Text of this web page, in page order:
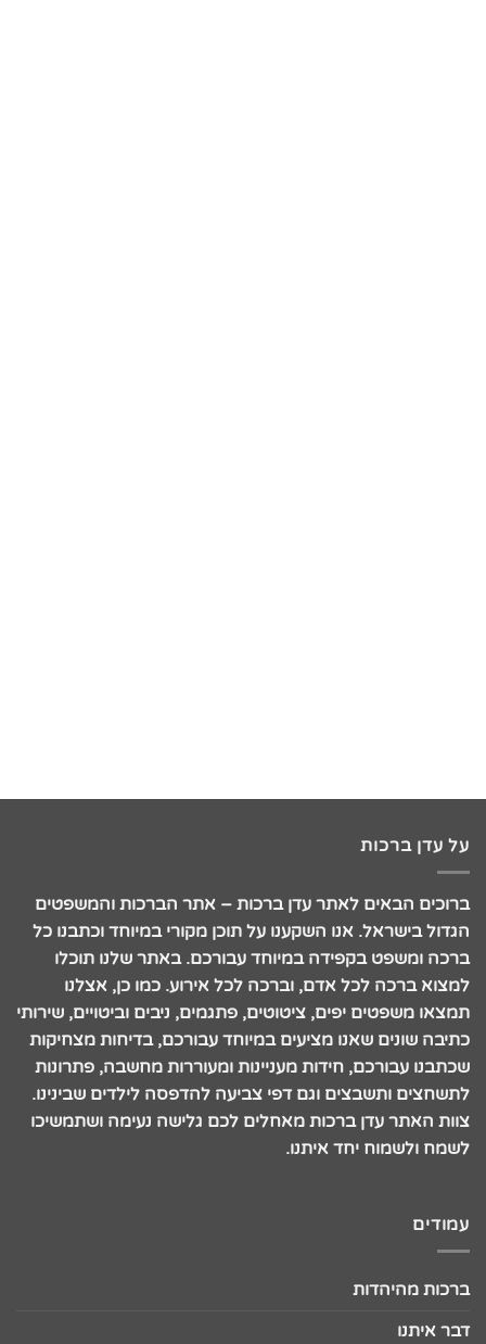
על עדן ברכות
ברוכים הבאים לאתר עדן ברכות – אתר הברכות והמשפטים
הגדול בישראל. אנו השקענו על תוכן מקורי במיוחד וכתבנו כל
ברכה ומשפט בקפידה במיוחד עבורכם. באתר שלנו תוכלו
למצוא ברכה לכל אדם, וברכה לכל אירוע. כמו כן, אצלנו
תמצאו משפטים יפים, ציטוטים, פתגמים, ניבים וביטויים, שירותי
כתיבה שונים שאנו מציעים במיוחד עבורכם, בדיחות מצחיקות
שכתבנו עבורכם, חידות מעניינות ומעוררות מחשבה, פתרונות
לתשחצים ותשבצים וגם דפי צביעה להדפסה לילדים שבינינו.
צוות האתר עדן ברכות מאחלים לכם גלישה נעימה ושתמשיכו
לשמח ולשמוח יחד איתנו.
עמודים
ברכות מהיהדות
דבר איתנו